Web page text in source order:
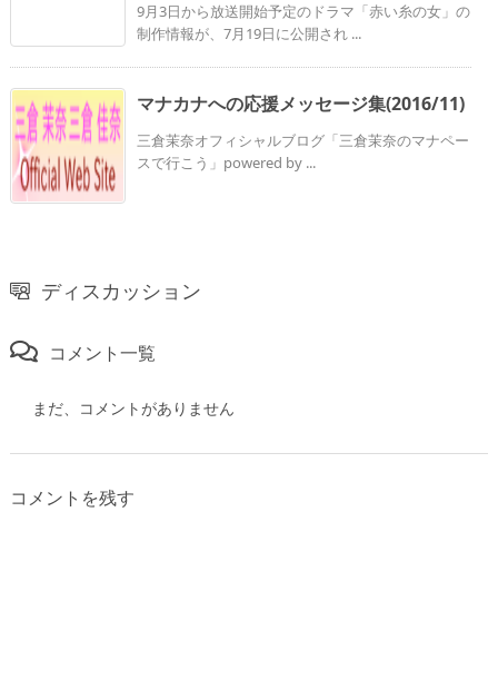
9月3日から放送開始予定のドラマ「赤い糸の女」の
制作情報が、7月19日に公開され ...
マナカナへの応援メッセージ集(2016/11)
三倉茉奈オフィシャルブログ「三倉茉奈のマナペー
スで行こう」powered by ...
ディスカッション
コメント一覧
まだ、コメントがありません
コメントを残す